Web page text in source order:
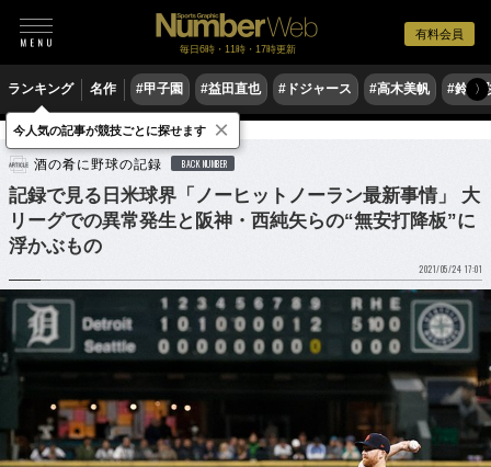
有料会員
毎日6時・11時・17時更新
ランキング 名作 #甲子園 #益田直也 #ドジャース #高木美帆 #鈴木
〉
野球 MLB
酒の肴に野球の記録 BACK NUMBER
記録で見る日米球界「ノーヒットノーラン最新事情」 大
リーグでの異常発生と阪神・西純矢らの“無安打降板”に
浮かぶもの
2021/05/24 17:01
今人気の記事が競技ごとに探せます ×